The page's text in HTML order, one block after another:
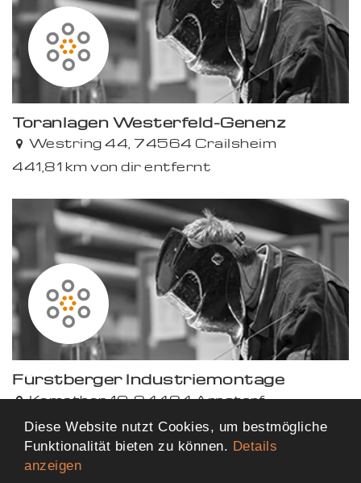
Premium
Premium
Toranlagen Westerfeld-Genenz
Westring 44, 74564 Crailsheim
441,81 km von dir entfernt
Fürstberger Industriemontage
Kemathen 10, 94424 Arnstorf
444,55 km von dir entfernt
Diese Website nutzt Cookies, um bestmögliche
Funktionalität bieten zu können. Details
anzeigen